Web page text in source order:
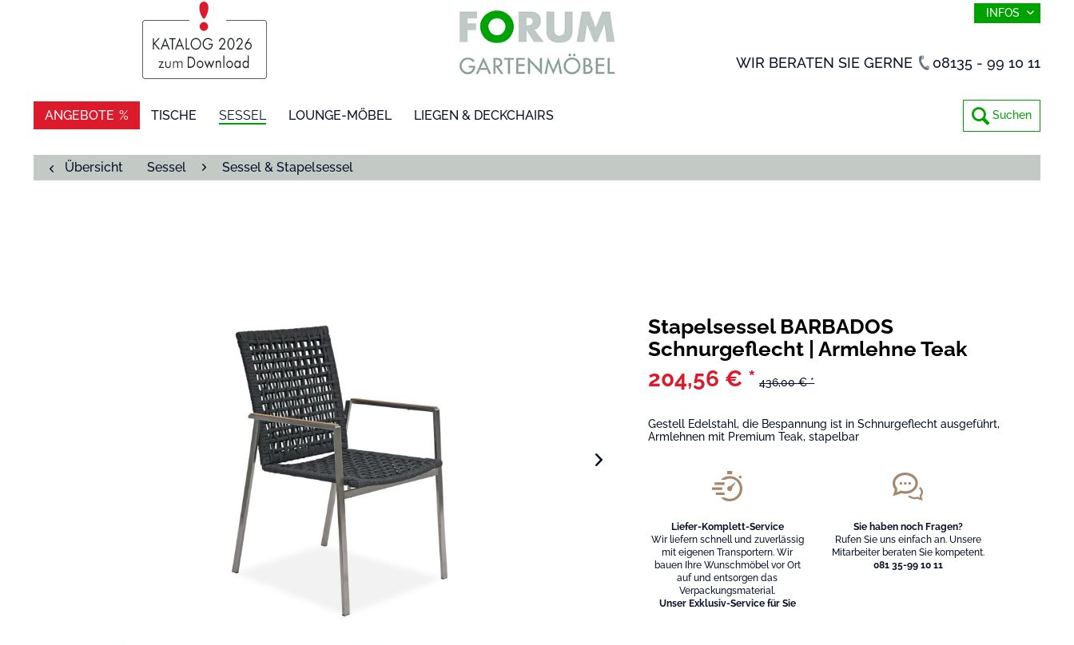
INFOS
Suchen
WIR BERATEN SIE GERNE 08135 - 99 10 11
ANGEBOTE TISCHE SESSEL LOUNGE-MÖBEL LIEGEN & DECKCHAIRS
Übersicht Sessel Sessel & Stapelsessel
Stapelsessel BARBADOS
Schnurgeflecht | Armlehne Teak
204,56 € * 436,00 € *
Gestell Edelstahl, die Bespannung ist in Schnurgeflecht ausgeführt,
Armlehnen mit Premium Teak, stapelbar
Liefer-Komplett-Service
Wir liefern schnell und zuverlässig
mit eigenen Transportern. Wir
bauen Ihre Wunschmöbel vor Ort
auf und entsorgen das
Verpackungsmaterial.
Unser Exklusiv-Service für Sie
Sie haben noch Fragen?
Rufen Sie uns einfach an. Unsere
Mitarbeiter beraten Sie kompetent.
081 35-99 10 11